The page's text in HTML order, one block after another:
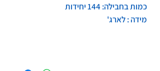
כמות בחבילה: 144 יחידות
מידה : לארג'